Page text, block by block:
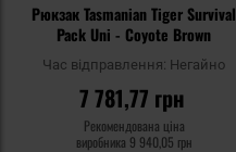
Рюкзак Tasmanian Tiger Survival
Pack Uni - Coyote Brown
Час відправлення: Негайно
7 781,77 грн
Рекомендована ціна
виробника 9 940,05 грн